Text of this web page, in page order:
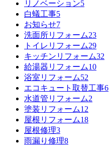
リノベーション5
白蟻工事5
お知らせ7
洗面所リフォーム23
トイレリフォーム29
キッチンリフォーム32
給湯器リフォーム10
浴室リフォーム52
エコキュート取替工事6
水道管リフォーム2
塗装リフォーム12
屋根リフォーム18
屋根修理3
雨漏り修理8